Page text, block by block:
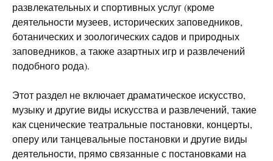
развлекательных и спортивных услуг (кроме
деятельности музеев, исторических заповедников,
ботанических и зоологических садов и природных
заповедников, а также азартных игр и развлечений
подобного рода).
Этот раздел не включает драматическое искусство,
музыку и другие виды искусства и развлечений, такие
как сценические театральные постановки, концерты,
оперу или танцевальные постановки и другие виды
деятельности, прямо связанные с постановками на